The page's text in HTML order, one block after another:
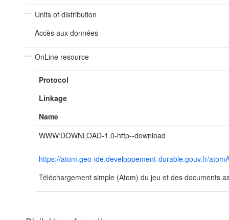
Units of distribution
Accès aux données
OnLine resource
Protocol
Linkage
Name
WWW:DOWNLOAD-1.0-http--download
https://atom.geo-ide.developpement-durable.gouv.fr/
Téléchargement simple (Atom) du jeu et des documents